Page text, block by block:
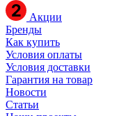
Акции
Бренды
Как купить
Условия оплаты
Условия доставки
Гарантия на товар
Новости
Статьи